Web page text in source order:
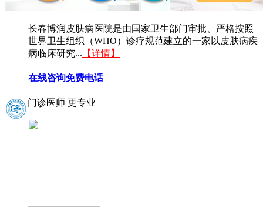
长春博润皮肤病医院是由国家卫生部门审批、严格按照
世界卫生组织（WHO）诊疗规范建立的一家以皮肤病疾
病临床研究... 【详情】
在线咨询免费电话
门诊医师 更专业